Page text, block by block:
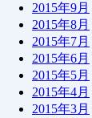
2015年9月
2015年8月
2015年7月
2015年6月
2015年5月
2015年4月
2015年3月